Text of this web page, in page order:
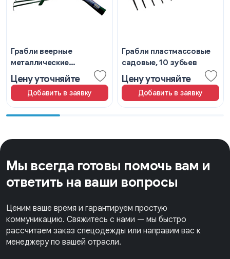
Грабли веерные
металлические
пластинчатые
Цену уточняйте
Добавить в заявку
Грабли пластмассовые
садовые, 10 зубьев
Цену уточняйте
Добавить в заявку
Мы всегда готовы помочь вам и
ответить на ваши вопросы
Ценим ваше время и гарантируем простую
коммуникацию. Свяжитесь с нами — мы быстро
рассчитаем заказ спецодежды или направим вас к
менеджеру по вашей отрасли.